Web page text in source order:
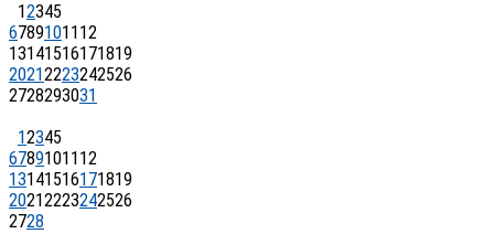
12345
67891011 12
13141516171819
20212223242526
2728293031
12345
67891011 12
13141516171819
20212223242526
2728